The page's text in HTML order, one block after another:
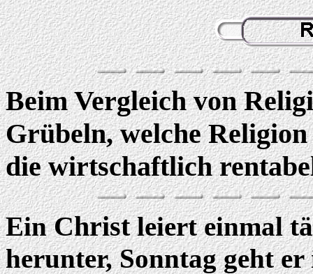
Beim Vergleich von
Grübeln, welche
die wirtschaftlich
EinChristleiert einmal
herunter, Sonntag geht